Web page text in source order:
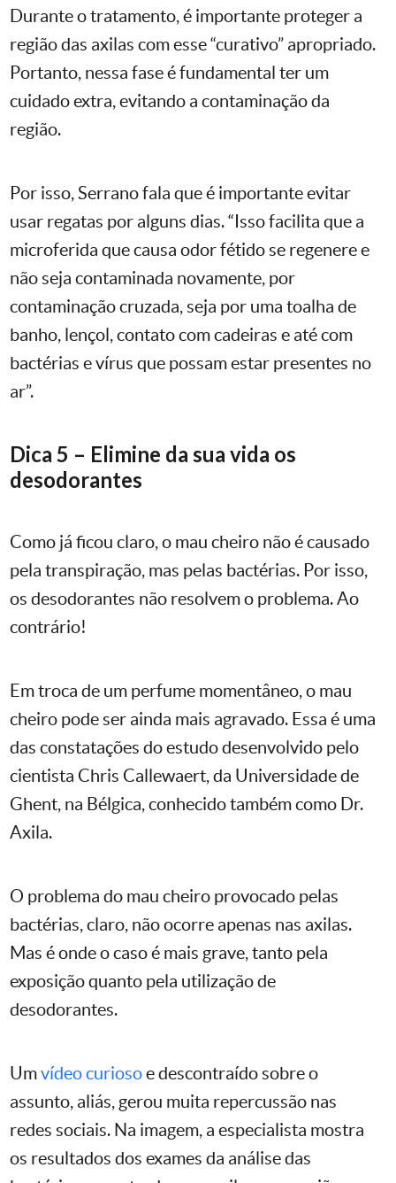
Durante o tratamento, é importante proteger a
região das axilas com esse “curativo” apropriado.
Portanto, nessa fase é fundamental ter um
cuidado extra, evitando a contaminação da
região.
Por isso, Serrano fala que é importante evitar
usar regatas por alguns dias. “Isso facilita que a
microferida que causa odor fétido se regenere e
não seja contaminada novamente, por
contaminação cruzada, seja por uma toalha de
banho, lençol, contato com cadeiras e até com
bactérias e vírus que possam estar presentes no
ar”.
Dica 5 – Elimine da sua vida os
desodorantes
Como já ficou claro, o mau cheiro não é causado
pela transpiração, mas pelas bactérias. Por isso,
os desodorantes não resolvem o problema. Ao
contrário!
Em troca de um perfume momentâneo, o mau
cheiro pode ser ainda mais agravado. Essa é uma
das constatações do estudo desenvolvido pelo
cientista Chris Callewaert, da Universidade de
Ghent, na Bélgica, conhecido também como Dr.
Axila.
O problema do mau cheiro provocado pelas
bactérias, claro, não ocorre apenas nas axilas.
Mas é onde o caso é mais grave, tanto pela
exposição quanto pela utilização de
desodorantes.
Umvídeo curiosoe descontraído sobre o
assunto, aliás, gerou muita repercussão nas
redes sociais. Na imagem, a especialista mostra
os resultados dos exames da análise das